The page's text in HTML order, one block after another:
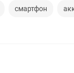
смартфон